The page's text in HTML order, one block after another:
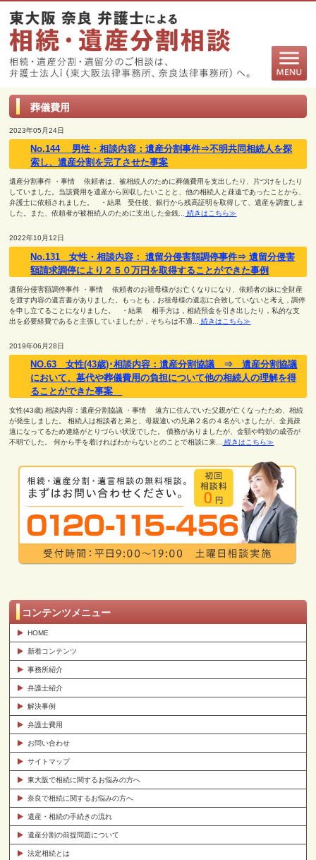
葬儀費用
2023年05月24日
No.144 男性・相談内容：遺産分割事件⇒不明共同相続人を探
索し、遺産分割を完了させた事案
遺産分割事件 ・事情 依頼者は、被相続人のために葬儀費用を支出したり、片づけをしたり
していました。当該費用を遺産から回収したいことと、他の相続人と疎遠であったことから、
弁護士に依頼されました。 ・結果 受任後、銀行から残高証明を取得して、遺産を調査しま
した。また、依頼者が被相続人のために支出した金銭... 続きはこちら≫
2022年10月12日
No.131 女性・相談内容： 遺留分侵害額調停事件⇒ 遺留分侵害
額請求調停により２５０万円を取得することができた事例
遺留分侵害額調停事件 ・事情 依頼者のお祖母様がお亡くなりになり、依頼者の妹に全財産
を渡す内容の遺言書がありました。もっとも，お祖母様の遺志に合致していないと考え，調停
を申し立てることになりました。 ・結果 相手方は，相続預金を引き出したり，私的な支
出を必要経費であると主張していましたが，そちらは不適...
続きはこちら≫
2019年06月28日
NO.63 女性(43歳)･相談内容：遺産分割協議 ⇒ 遺産分割協議
において、墓代や葬儀費用の負担について他の相続人の理解を得
ることができた事案
女性(43歳) 相談内容：遺産分割協議 ・事情 遠方に住んでいた父親が亡くなったため、相続
が発生しました。 相続人は相談者と弟と、母親違いの兄弟２名の４名がいましたが、全員疎
遠になってるため連絡がとりづらい状況でした。 債務がありましたが、金額や時効の成否が
不明でした。 何から手を着ければわからないとのことで相談に来...
続きはこちら≫
コンテンツメニュー
HOME
新着コンテンツ
事務所紹介
弁護士紹介
解決事例
弁護士費用
お問い合わせ
サイトマップ
東大阪で相続に関するお悩みの方へ
奈良で相続に関するお悩みの方へ
遺産・相続の手続きの流れ
遺産分割の前提問題について
法定相続とは